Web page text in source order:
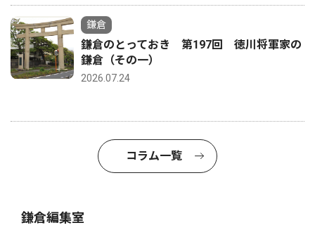
鎌倉
鎌倉のとっておき 第197回 徳川将軍家の
鎌倉（その一）
2026.07.24
コラム一覧
鎌倉編集室